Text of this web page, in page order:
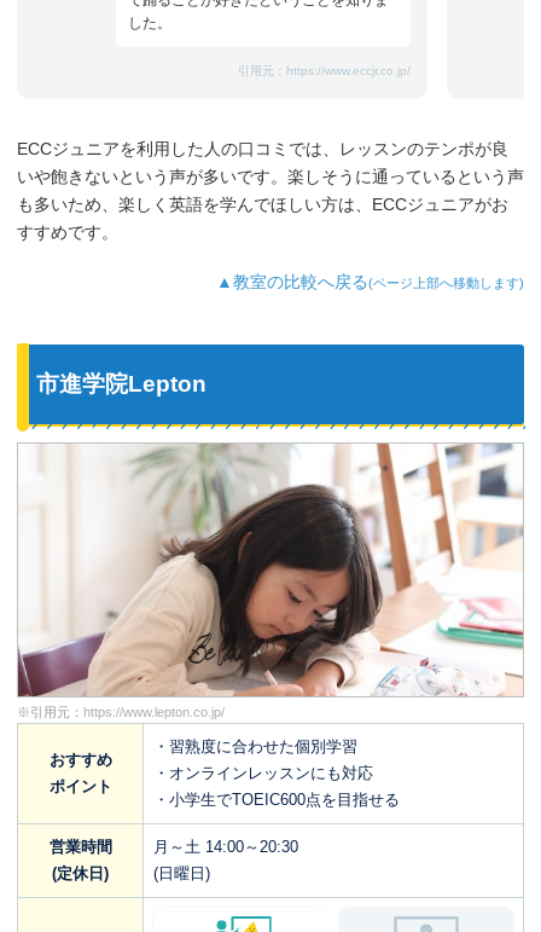
した。
引用元： https://www.eccjr.co.jp/
ECCジュニアを利用した人の口コミでは、レッスンのテンポが良
いや飽きないという声が多いです。楽しそうに通っているという声
も多いため、楽しく英語を学んでほしい方は、ECCジュニアがお
すすめです。
▲教室の比較へ戻る(ページ上部へ移動します)
市進学院Lepton
※引用元： https://www.lepton.co.jp/
おすすめ
ポイント
・習熟度に合わせた個別学習
・オンラインレッスンにも対応
・小学生でTOEIC600点を目指せる
営業時間
(定休日)
月～土 14:00～20:30
(日曜日)